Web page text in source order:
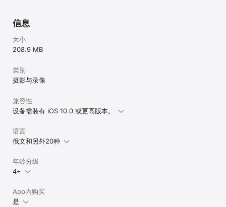
信息
大小
208.9 MB
类别
摄影与录像
兼容性
设备需装有 iOS 10.0 或更高版本。
语言
俄文和另外20种
年龄分级
4+
App内购买
是